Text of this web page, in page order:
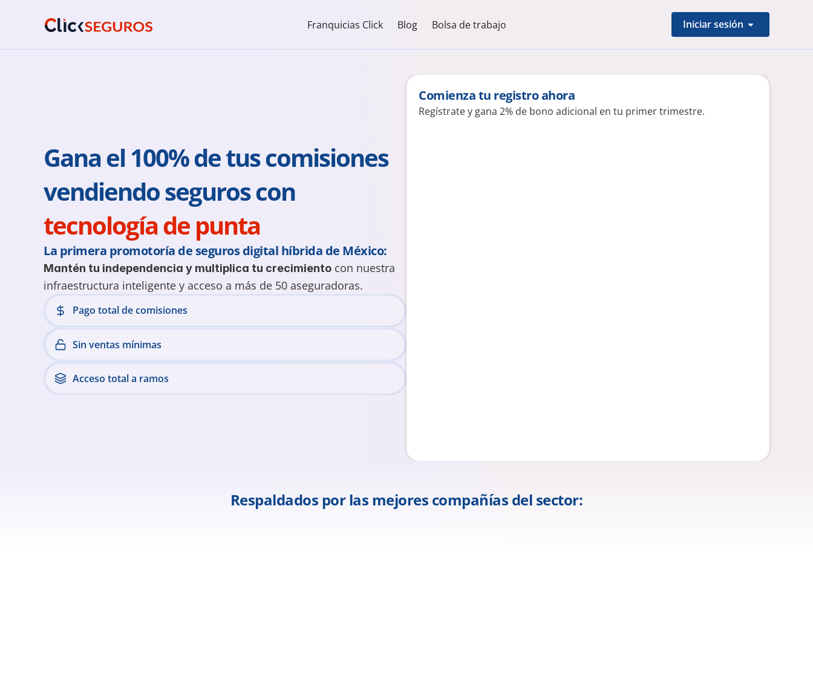
Franquicias Click Blog Bolsa de trabajo Iniciar sesión
Gana el 100% de tus comisiones
tecnología de punta
La primera promotoría de seguros digital híbrida de México:
Mantén tu independencia y multiplica tu crecimiento con nuestra
infraestructura inteligente y acceso a más de 50 aseguradoras.
Pago total de comisiones
Sin ventas mínimas
Acceso total a ramos
Comienza tu registro ahora
Regístrate y gana 2% de bono adicional en tu primer trimestre.
Respaldados por las mejores compañías del sector: